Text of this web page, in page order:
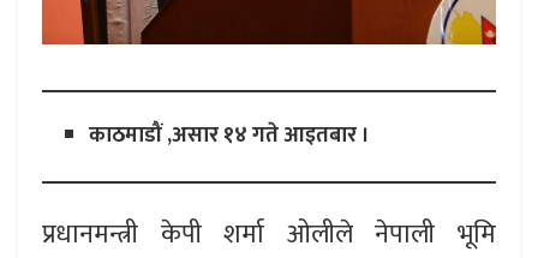
काठमाडौं ,असार १४ गते आइतबार ।
प्रधानमन्त्री केपी शर्मा ओलीले नेपाली भूमि